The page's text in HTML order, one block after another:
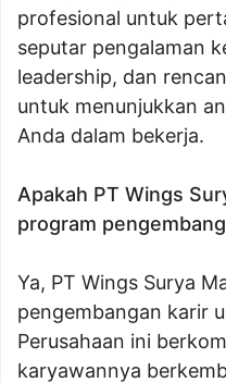
profesional untuk
seputar pengalaman
leadership, dan
untuk menunjukkan
Anda dalam bekerja.
Apakah PT Wings
program
Ya, PT Wings Surya
pengembangan karir
Perusahaan ini
karyawannya